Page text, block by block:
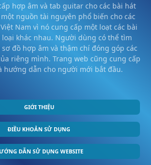
hợp âm và tab guitar cho các bài hát
nguồn tài nguyên phổ biến cho các
Nam vì nó cung cấp một loạt các bài
khác nhau. Người dùng có thể tìm
đồ hợp âm và thậm chí đóng góp các
riêng mình. Trang web cũng cung cấp
hướng dẫn cho người mới bắt đầu.
GIỚI THIỆU
ĐIỀU KHOẢN SỬ DỤNG
DẪN SỬ DỤNG WEBSITE